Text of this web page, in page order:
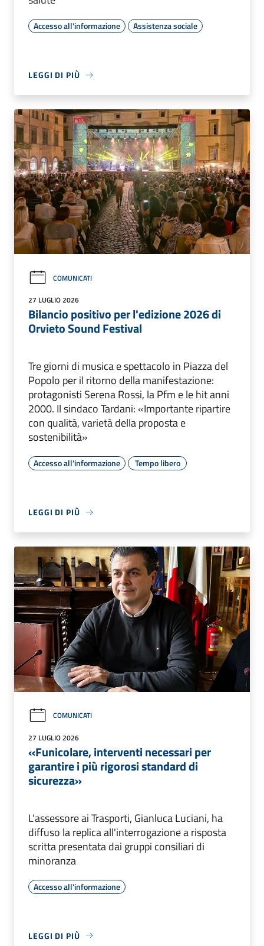
Accesso all'informazione Assistenza sociale
LEGGI DI PIÙ
COMUNICATI
27 LUGLIO 2026
Bilancio positivo per l'edizione 2026 di
Orvieto Sound Festival
Tre giorni di musica e spettacolo in Piazza del
Popolo per il ritorno della manifestazione:
protagonisti Serena Rossi, la Pfm e le hit anni
2000. Il sindaco Tardani: «Importante ripartire
con qualità, varietà della proposta e
sostenibilità»
Accesso all'informazione Tempo libero
LEGGI DI PIÙ
COMUNICATI
27 LUGLIO 2026
«Funicolare, interventi necessari per
garantire i più rigorosi standard di
sicurezza»
L'assessore ai Trasporti, Gianluca Luciani, ha
diffuso la replica all'interrogazione a risposta
scritta presentata dai gruppi consiliari di
minoranza
Accesso all'informazione
LEGGI DI PIÙ